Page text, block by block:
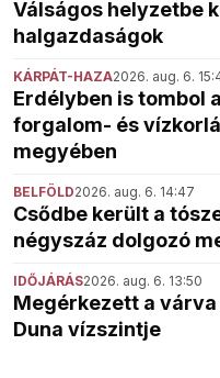
Válságos helyzetbe
halgazdaságok
KÁRPÁT-HAZA2026. aug. 6.
Erdélyben is tombol
forgalom- és
megyében
BELFÖLD2026. aug. 6. 14:47
Csődbe került a
négyszáz dolgozó
IDŐJÁRÁS2026. aug. 6. 13:50
Megérkezett a
Duna vízszintje